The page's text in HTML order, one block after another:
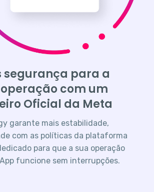
segurança para a
com um
Oficial da Meta
garante mais estabilidade,
com as políticas da plataforma
para que a sua operação
funcione sem interrupções.